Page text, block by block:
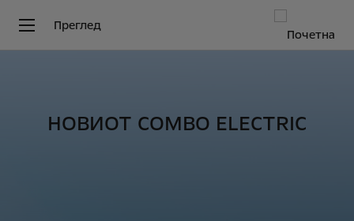
Преглед
НОВИОТ COMBO ELECTRIC